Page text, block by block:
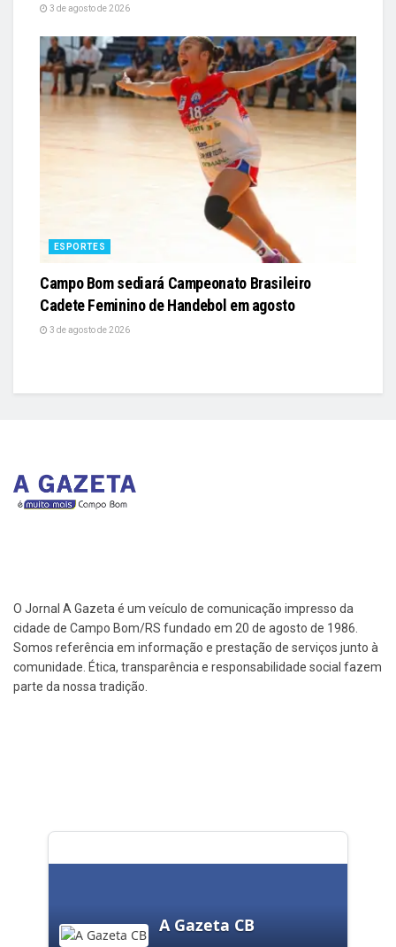
3 de agosto de 2026
ESPORTES
Campo Bom sediará Campeonato Brasileiro
Cadete Feminino de Handebol em agosto
3 de agosto de 2026
O Jornal A Gazeta é um veículo de comunicação impresso da
cidade de Campo Bom/RS fundado em 20 de agosto de 1986.
Somos referência em informação e prestação de serviços junto à
comunidade. Ética, transparência e responsabilidade social fazem
parte da nossa tradição.
A Gazeta CB